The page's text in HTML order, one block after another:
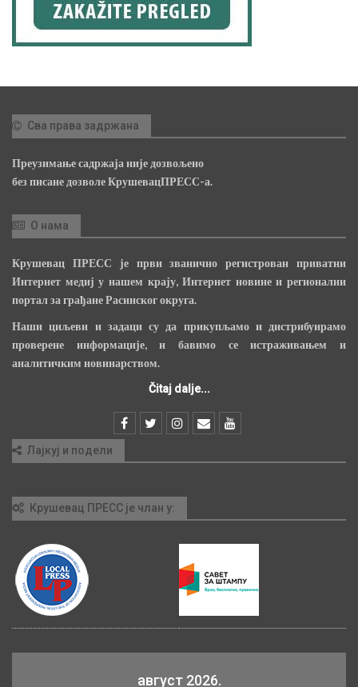
Сва права задржана
Преузимање садржаја није дозвољено
без писане дозволе КрушевацПРЕСС-а.
О нама
Крушевац ПРЕСС је први званично регистрован приватни
Интернет медиј у нашем крају, Интернет новине и регионални
портал за грађане Расинског округа.
Наши циљеви и задаци су да прикупљамо и дистрибуирамо
проверене информације, и бавимо се истраживањем и
аналитичким новинарством.
Čitaj dalje...
Лајкуј и подели
Крушевац ПРЕСС је члан у:
август 2026.